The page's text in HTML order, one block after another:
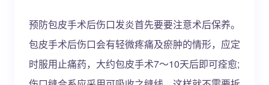
预防包皮手术后伤口发炎首先要要注意术后保养。
包皮手术后伤口会有轻微疼痛及瘀肿的情形，应定
时服用止痛药，大约包皮手术7～10天后即可痊愈;